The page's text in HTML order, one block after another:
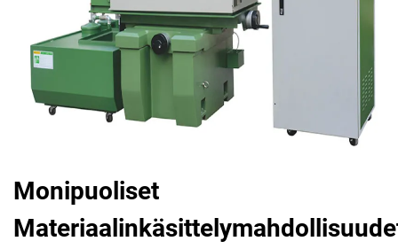
Monipuoliset